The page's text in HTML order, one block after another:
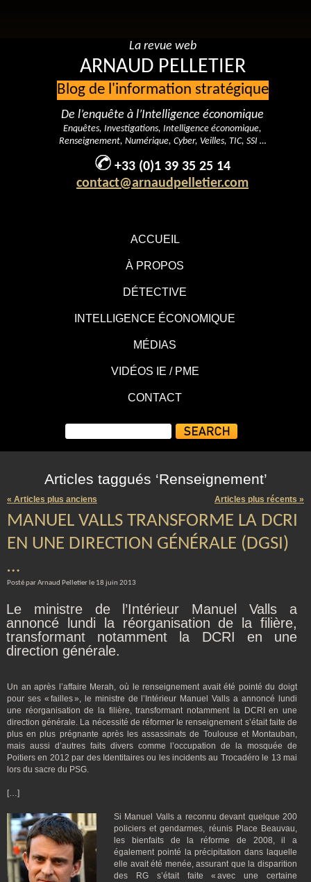
ACCUEIL
À PROPOS
DÉTECTIVE
INTELLIGENCE ÉCONOMIQUE
MÉDIAS
VIDÉOS IE / PME
CONTACT
La revue web
ARNAUD PELLETIER
Blog de l'information stratégique
De l’enquête à l’Intelligence économique
Enquêtes, Investigations, Intelligence économique,
Renseignement, Numérique, Cyber, Veilles, TIC, SSI …
+33 (0)1 39 35 25 14
contact@arnaudpelletier.com
Articles taggués ‘Renseignement’
« Articles plus anciens Articles plus récents »
MANUEL VALLS TRANSFORME LA DCRI
EN UNE DIRECTION GÉNÉRALE (DGSI)
…
Posté par Arnaud Pelletier le 18 juin 2013
Le ministre de l’Intérieur Manuel Valls a
annoncé lundi la réorganisation de la filière,
transformant notamment la DCRI en une
direction générale.
Un an après l’affaire Merah, où le renseignement avait été pointé du doigt
pour ses « failles », le ministre de l’Intérieur Manuel Valls a annoncé lundi
une réorganisation de la filière, transformant notamment la DCRI en une
direction générale. La nécessité de réformer le renseignement s’était faite de
plus en plus prégnante après les assassinats de Toulouse et Montauban,
mais aussi d’autres faits divers comme l’occupation de la mosquée de
Poitiers en 2012 par des Identitaires ou les incidents au Trocadéro le 13 mai
lors du sacre du PSG.
[…]
Si Manuel Valls a reconnu devant quelque 200
policiers et gendarmes, réunis Place Beauvau,
les bienfaits de la réforme de 2008, il a
également pointé la précipitation dans laquelle
elle avait été menée, assurant que la disparition
des RG s’était faite « avec une certaine